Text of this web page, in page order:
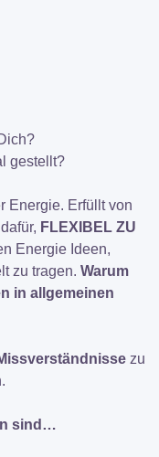
gestellt?
Energie. Erfüllt von
FLEXIBEL ZU
Energie Ideen,
zu tragen. Warum
in allgemeinen
zu
sind…